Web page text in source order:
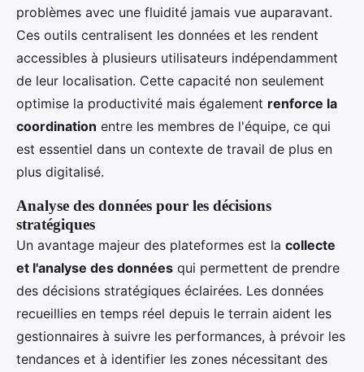
problèmes avec une fluidité jamais vue auparavant.
Ces outils centralisent les données et les rendent
accessibles à plusieurs utilisateurs indépendamment
de leur localisation. Cette capacité non seulement
optimise la productivité mais également renforce la
coordination entre les membres de l'équipe, ce qui
est essentiel dans un contexte de travail de plus en
plus digitalisé.
Analyse des données pour les décisions
stratégiques
Un avantage majeur des plateformes est la collecte
et l'analyse des données qui permettent de prendre
des décisions stratégiques éclairées. Les données
recueillies en temps réel depuis le terrain aident les
gestionnaires à suivre les performances, à prévoir les
tendances et à identifier les zones nécessitant des